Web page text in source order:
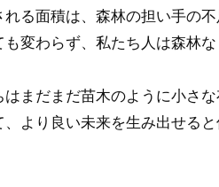
れる面積は、森林の担い手の
も変わらず、私たち人は森林な
はまだまだ苗木のように小さ
、より良い未来を生み出せると